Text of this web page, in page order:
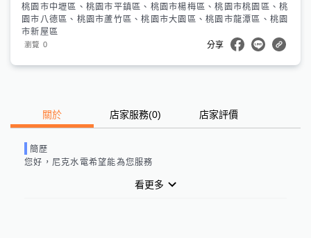
桃園市中壢區、桃園市平鎮區、桃園市楊梅區、桃園市桃園區、桃
園市八德區、桃園市蘆竹區、桃園市大園區、桃園市龍潭區、桃園
市新屋區
瀏覽 0 分享
關於 店家服務(0) 店家評價
簡歷
您好，尼克水電希望能為您服務
看更多